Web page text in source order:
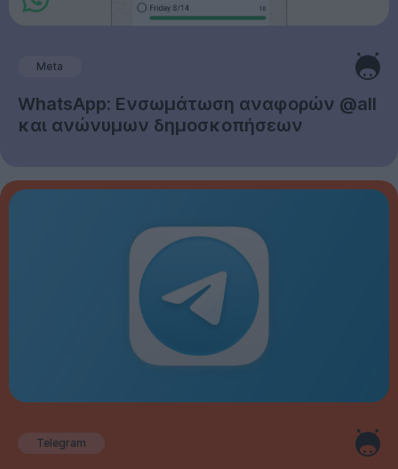
Meta
WhatsApp: Ενσωμάτωση αναφορών @all
και ανώνυμων δημοσκοπήσεων
Telegram